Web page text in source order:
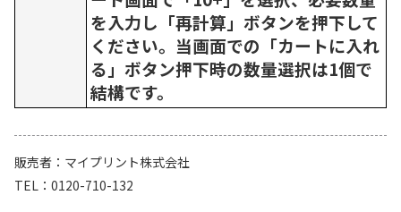
を入力し「再計算」ボタンを押下して
ください。当画面での「カートに入れ
る」ボタン押下時の数量選択は1個で
結構です。
販売者
マイプリント株式会社
TEL
0120-710-132